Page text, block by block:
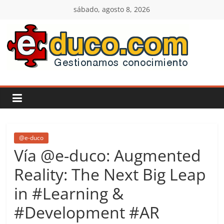
contenido
sábado, agosto 8, 2026
E-
duco:
Gestión
del
Conocimiento
Learn
more.
Do
@e-duco
Vía @e-duco: Augmented
Reality: The Next Big Leap
in #Learning &
#Development #AR